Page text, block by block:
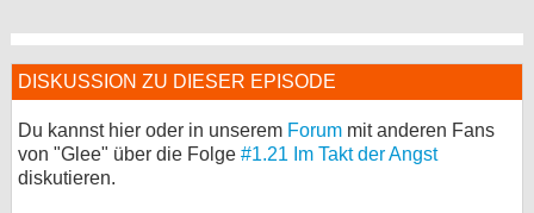
DISKUSSION ZU DIESER EPISODE
Du kannst hier oder in unserem Forum mit anderen Fans
von "Glee" über die Folge #1.21 Im Takt der Angst
diskutieren.